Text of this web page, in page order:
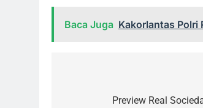
Baca Juga Kakorlantas Polri
Preview Real